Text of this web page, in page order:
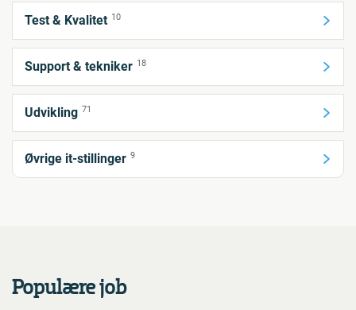
Test & Kvalitet 10
Support & tekniker 18
Udvikling 71
Øvrige it-stillinger 9
Populære job